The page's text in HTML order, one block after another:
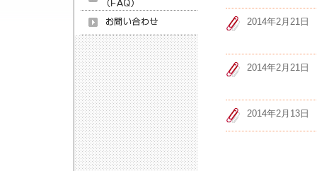
2014年2月21日
2014年2月21日
2014年2月13日